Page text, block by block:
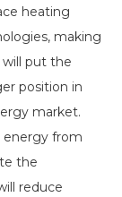
heating
making
put the
position in
market.
energy from
the
reduce